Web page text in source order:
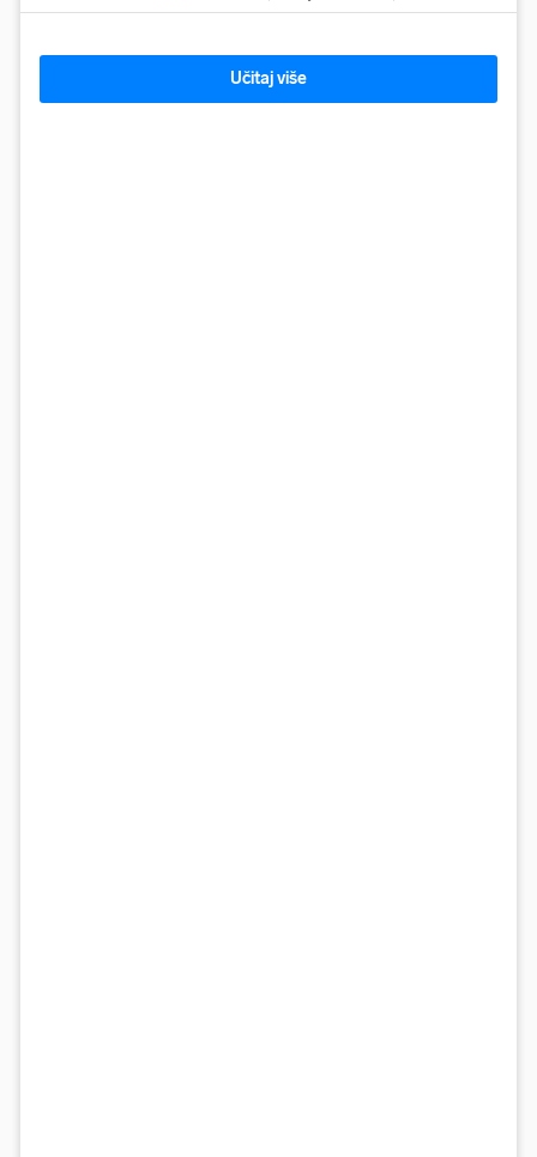
Učitaj više